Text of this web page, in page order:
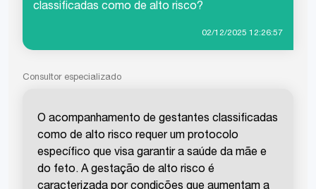
classificadas como de alto risco?
02/12/2025 12:26:57
Consultor especializado
O acompanhamento de gestantes classificadas
como de alto risco requer um protocolo
específico que visa garantir a saúde da mãe e
do feto. A gestação de alto risco é